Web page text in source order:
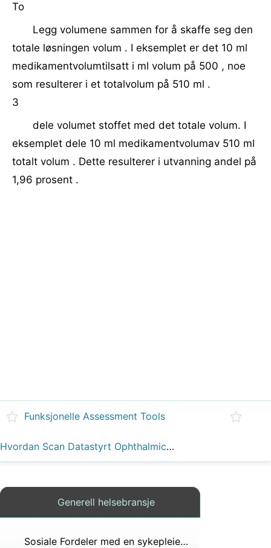
To
Legg volumene sammen for å skaffe seg den
totale løsningen volum . I eksemplet er det 10 ml
medikamentvolumtilsatt i ml volum på 500 , noe
som resulterer i et totalvolum på 510 ml .
3
dele volumet stoffet med det totale volum. I
eksemplet dele 10 ml medikamentvolumav 510 ml
totalt volum . Dette resulterer i utvanning andel på
1,96 prosent .
Funksjonelle Assessment Tools
Hvordan Scan Datastyrt Ophthalmic Diagnostic Testing
Generell helsebransje
Sosiale Fordeler med en sykepleier jobb